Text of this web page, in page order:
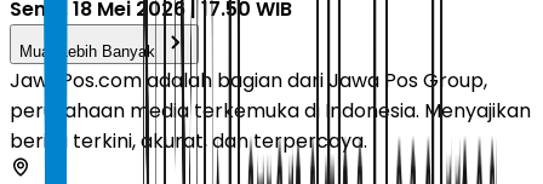
Senin, 18 Mei 2026 | 17.50 WIB
Muat Lebih Banyak
JawaPos.com adalah bagian dari Jawa Pos Group,
perusahaan media terkemuka di Indonesia. Menyajikan
berita terkini, akurat, dan terpercaya.